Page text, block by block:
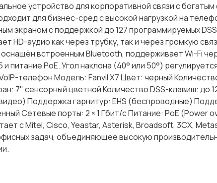
устройство для корпоративной связи с
для бизнес-сред с высокой нагрузкой на
экраном с поддержкой до 127 программируемых
HD-аудио как через трубку, так и через громкую
встроенным Bluetooth, поддерживает Wi-Fi
питание PoE. Угол наклона (40° или 50°)
телефон Модель: Fanvil X7 Цвет: черный
7" сенсорный цветной Количество DSS-клавиш: до
Поддержка гарнитур: EHS (беспроводные)
Сетевые порты: 2 × 1 Гбит/с Питание: PoE (Power
с Mitel, Cisco, Yeastar, Asterisk, Broadsoft, 3CX,
задач, объединяющее высокую